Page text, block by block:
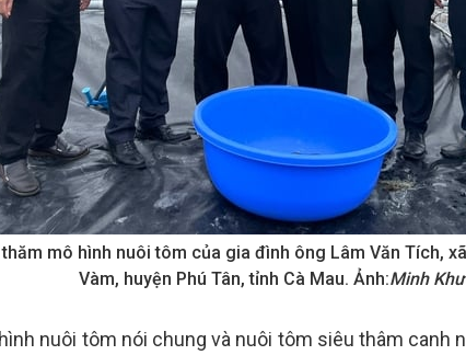
mô hình nuôi tôm của gia đình ông Lâm Văn Tích,
Vàm, huyện Phú Tân, tỉnh Cà Mau. Ảnh:Minh
nuôi tôm nói chung và nuôi tôm siêu thâm canh